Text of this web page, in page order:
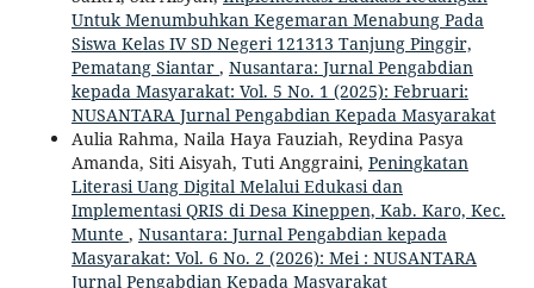
Untuk Menumbuhkan Kegemaran Menabung Pada
Siswa Kelas IV SD Negeri 121313 Tanjung Pinggir,
Pematang Siantar , Nusantara: Jurnal Pengabdian
kepada Masyarakat: Vol. 5 No. 1 (2025): Februari:
NUSANTARA Jurnal Pengabdian Kepada Masyarakat
Aulia Rahma, Naila Haya Fauziah, Reydina Pasya
Amanda, Siti Aisyah, Tuti Anggraini, Peningkatan
Literasi Uang Digital Melalui Edukasi dan
Implementasi QRIS di Desa Kineppen, Kab. Karo, Kec.
Munte , Nusantara: Jurnal Pengabdian kepada
Masyarakat: Vol. 6 No. 2 (2026): Mei : NUSANTARA
Jurnal Pengabdian Kepada Masyarakat